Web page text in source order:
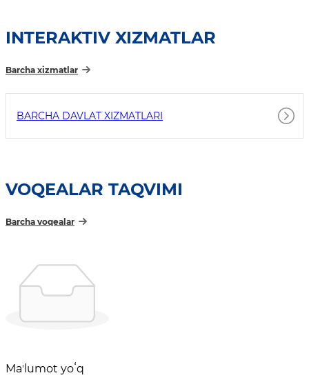
INTERAKTIV XIZMATLAR
Barcha xizmatlar
BARCHA DAVLAT XIZMATLARI
VOQEALAR TAQVIMI
Barcha voqealar
Maʼlumot yoʻq